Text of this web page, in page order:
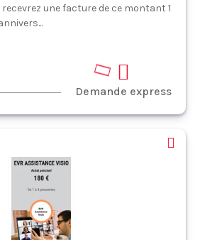
recevrez une facture de ce montant 1
Demande express